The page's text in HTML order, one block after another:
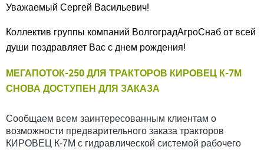
Уважаемый Сергей Васильевич!
Коллектив группы компаний ВолгоградАгроСнаб от всей
души поздравляет Вас с днем рождения!
МЕГАПОТОК-250 ДЛЯ ТРАКТОРОВ КИРОВЕЦ К-7М
СНОВА ДОСТУПЕН ДЛЯ ЗАКАЗА
Сообщаем всем заинтересованным клиентам о
возможности предварительного заказа тракторов
КИРОВЕЦ К-7М с гидравлической системой рабочего